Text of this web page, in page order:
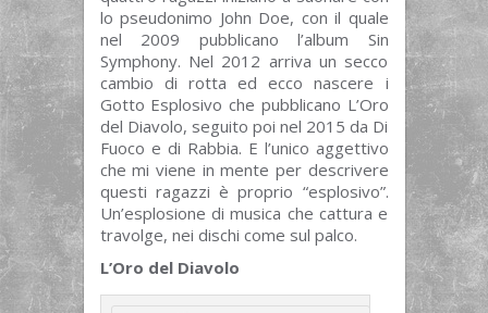
lo pseudonimo John Doe, con il quale
nel 2009 pubblicano l’album Sin
Symphony. Nel 2012 arriva un secco
cambio di rotta ed ecco nascere i
Gotto Esplosivo che pubblicano L’Oro
del Diavolo, seguito poi nel 2015 da Di
Fuoco e di Rabbia. E l’unico aggettivo
che mi viene in mente per descrivere
questi ragazzi è proprio “esplosivo”.
Un’esplosione di musica che cattura e
travolge, nei dischi come sul palco.
L’Oro del Diavolo